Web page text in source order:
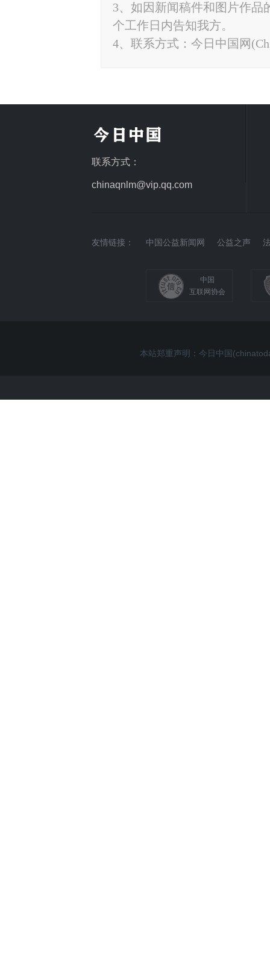
3、如因新闻稿件和图片作品
个工作日内告知我方。
4、联系方式：今日中国网
联系方式：
chinaqnlm@vip.qq.com
友情链接： 中国公益新闻网 公益之声
中国
互联网协会
本站郑重声明：今日中国